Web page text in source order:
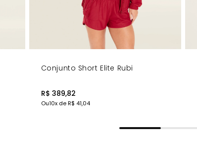
Conjunto Short Elite Rubi
R$ 389,82
Ou10x deR$ 41,04